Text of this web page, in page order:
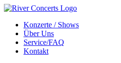
Konzerte / Shows
Über Uns
Service/FAQ
Kontakt